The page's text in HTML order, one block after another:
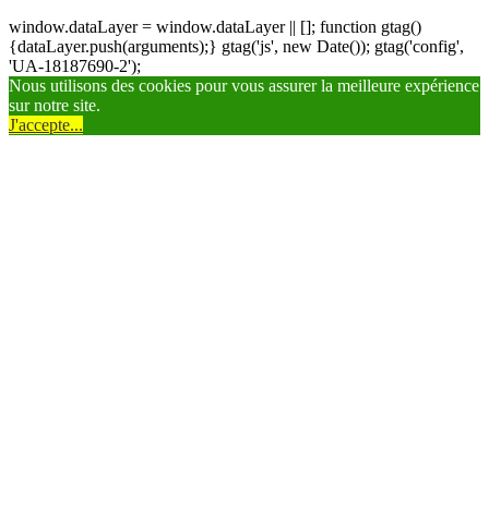
window.dataLayer = window.dataLayer || []; function gtag()
{dataLayer.push(arguments);} gtag('js', new Date()); gtag('config',
'UA-18187690-2');
Nous utilisons des cookies pour vous assurer la meilleure expérience
sur notre site.
J'accepte...